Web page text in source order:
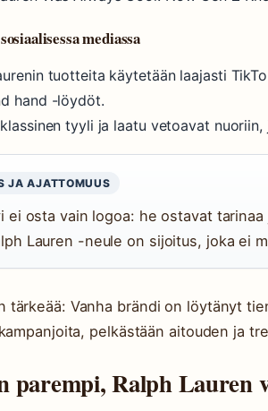
mediassa
tuotteita käytetään laajasti
hand -löydöt.
tyyli ja laatu vetoavat
JA AJATTOMUUS
ei osta vain logoa: he ostavat
Lauren -neule on sijoitus, joka ei
tärkeää: Vanha brändi on löytänyt
pelkästään aitouden ja
parempi, Ralph Lauren